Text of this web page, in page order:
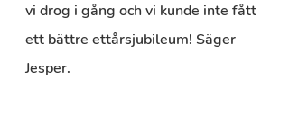
vi drog i gång och vi kunde inte fått
ett bättre ettårsjubileum! Säger
Jesper.